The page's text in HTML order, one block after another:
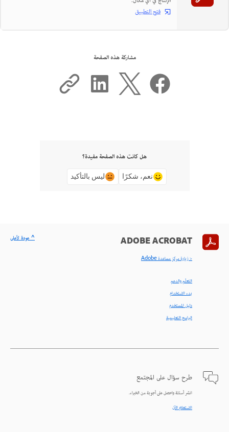
فتح التطبيق
مشاركة هذه الصفحة
هل كانت هذه الصفحة مفيدة؟
نعم، شكرًا ليس بالتأكيد
ADOBE ACROBAT
< زيارة مركز مساعدة Adobe
التعلّم والدعم
بدء الاستخدام
دليل المستخدم
البرامج التعليمية
طرح سؤال على المجتمع
انشر أسئلة واحصل على أجوبة من الخبراء.
الاستعلام الآن
^ عودة لأعلى